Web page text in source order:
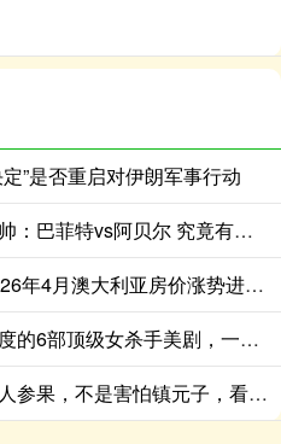
”是否重启对伊朗军事行动
博宝配资 伯克希尔正式换帅：巴菲特vs阿贝尔 究竟有何不同？
元富证券 【环球财经】2026年4月澳大利亚房价涨势进一步放缓
迎客松配资 兼具打戏和尺度的6部顶级女杀手美剧，一口气看完真过瘾
大华配资 难怪妖怪们不偷人参果，不是害怕镇元子，看五庄观土地爷怎么说的